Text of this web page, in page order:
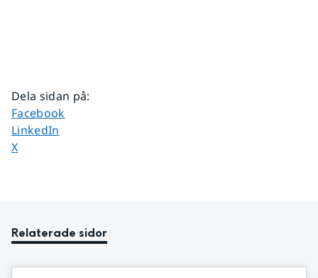
Dela sidan på:
Dela sidan på
Facebook
Dela sidan på
LinkedIn
Dela sidan på
X
Relaterade sidor